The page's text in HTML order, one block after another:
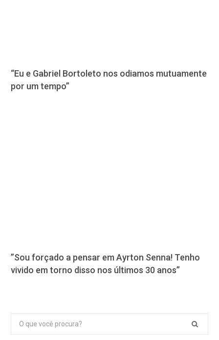
“Eu e Gabriel Bortoleto nos odiamos mutuamente
por um tempo”
”Sou forçado a pensar em Ayrton Senna! Tenho
vivido em torno disso nos últimos 30 anos”
Pesquisar
por: